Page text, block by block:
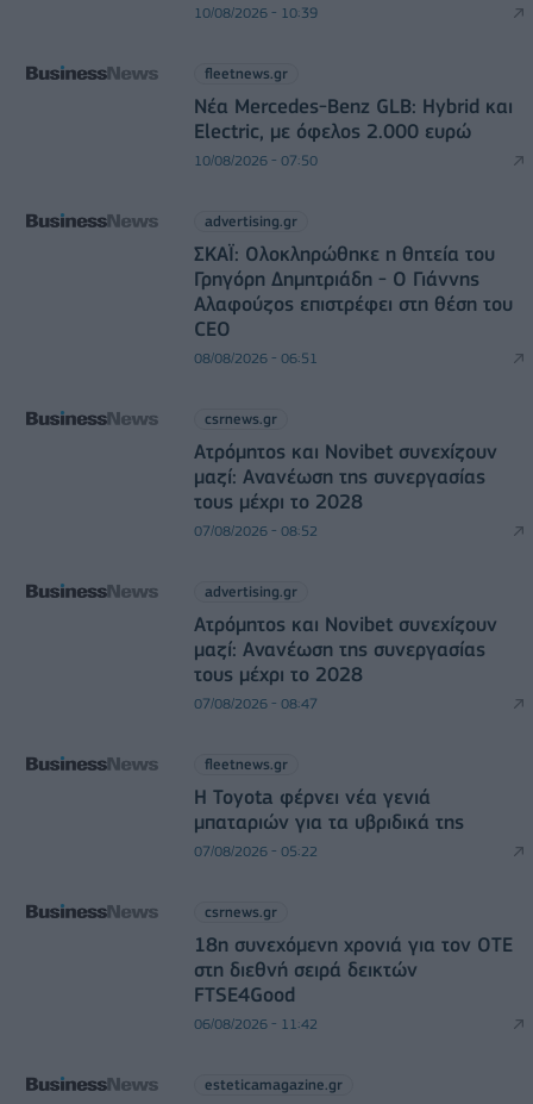
10/08/2026 - 10:39
fleetnews.gr
Νέα Mercedes-Benz GLB: Hybrid και
Electric, με όφελος 2.000 ευρώ
10/08/2026 - 07:50
advertising.gr
ΣΚΑΪ: Ολοκληρώθηκε η θητεία του
Γρηγόρη Δημητριάδη - Ο Γιάννης
Αλαφούζος επιστρέφει στη θέση του
CEO
08/08/2026 - 06:51
csrnews.gr
Ατρόμητος και Novibet συνεχίζουν
μαζί: Ανανέωση της συνεργασίας
τους μέχρι το 2028
07/08/2026 - 08:52
advertising.gr
Ατρόμητος και Novibet συνεχίζουν
μαζί: Ανανέωση της συνεργασίας
τους μέχρι το 2028
07/08/2026 - 08:47
fleetnews.gr
Η Toyota φέρνει νέα γενιά
μπαταριών για τα υβριδικά της
07/08/2026 - 05:22
csrnews.gr
18η συνεχόμενη χρονιά για τον ΟΤΕ
στη διεθνή σειρά δεικτών
FTSE4Good
06/08/2026 - 11:42
esteticamagazine.gr